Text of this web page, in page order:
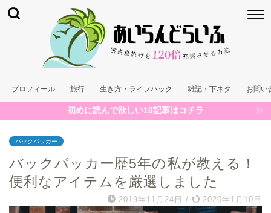
プロフィール 旅行 生き方・ライフハック 雑記・下ネタ お問い
初めに読んで欲しい10記事はコチラ
バックパッカー
バックパッカー歴5年の私が教える！
便利なアイテムを厳選しました
2019年11月24日 / 2020年1月10日